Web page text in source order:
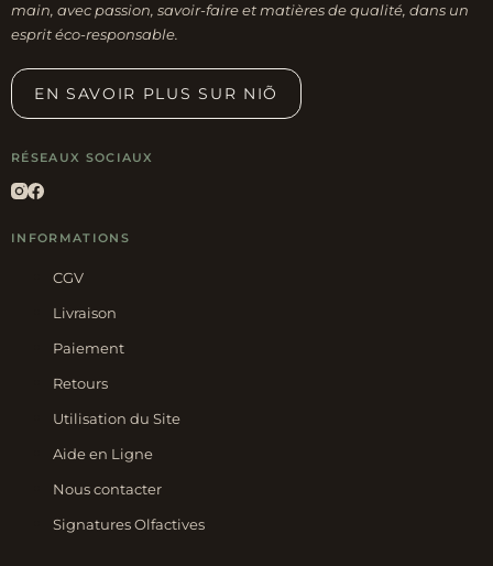
main, avec passion, savoir-faire et matières de qualité, dans un
esprit éco-responsable.
EN SAVOIR PLUS SUR NIÕ
RÉSEAUX SOCIAUX
INFORMATIONS
CGV
Livraison
Paiement
Retours
Utilisation du Site
Aide en Ligne
Nous contacter
Signatures Olfactives